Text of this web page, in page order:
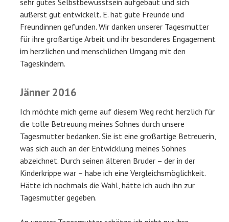
sehr gutes Selbstbewusstsein aufgebaut und sich
äußerst gut entwickelt. E. hat gute Freunde und
Freundinnen gefunden. Wir danken unserer Tagesmutter
für ihre großartige Arbeit und ihr besonderes Engagement
im herzlichen und menschlichen Umgang mit den
Tageskindern.
Jänner 2016
Ich möchte mich gerne auf diesem Weg recht herzlich für
die tolle Betreuung meines Sohnes durch unsere
Tagesmutter bedanken. Sie ist eine großartige Betreuerin,
was sich auch an der Entwicklung meines Sohnes
abzeichnet. Durch seinen älteren Bruder – der in der
Kinderkrippe war – habe ich eine Vergleichsmöglichkeit.
Hätte ich nochmals die Wahl, hätte ich auch ihn zur
Tagesmutter gegeben.